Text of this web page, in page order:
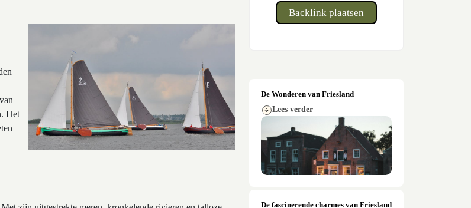
Het
Backlink plaatsen
De Wonderen van Friesland
Lees verder
De fascinerende charmes van Friesland